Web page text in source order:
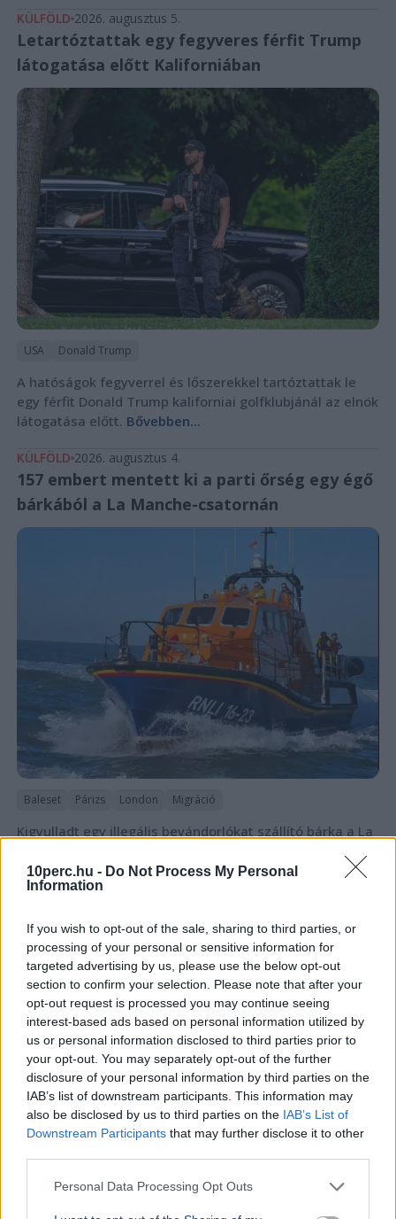
10perc.hu - Do Not Process My Personal
Information
If you wish to opt-out of the sale, sharing to third parties, or
processing of your personal or sensitive information for
targeted advertising by us, please use the below opt-out
section to confirm your selection. Please note that after your
opt-out request is processed you may continue seeing
interest-based ads based on personal information utilized by
us or personal information disclosed to third parties prior to
your opt-out. You may separately opt-out of the further
disclosure of your personal information by third parties on the
IAB’s list of downstream participants. This information may
also be disclosed by us to third parties on the IAB’s List of
Downstream Participants that may further disclose it to other
Personal Data Processing Opt Outs
KÜLFÖLD 2026. augusztus 5.
Letartóztattak egy fegyveres férfit Trump
látogatása előtt Kaliforniában
USA Donald Trump
A hatóságok fegyverrel és lőszerekkel tartóztattak le
egy férfit Donald Trump kaliforniai golfklubjánál az elnök
látogatása előtt. Bővebben...
KÜLFÖLD 2026. augusztus 4.
157 embert mentett ki a parti őrség egy égő
bárkából a La Manche-csatornán
Baleset Párizs London Migráció
Kigyulladt egy illegális bevándorlókat szállító bárka a La
embert mentett ki a vízből.Bővebben...
Politika
Majka lemondta a sepsiszentgyörgyi
Lázár